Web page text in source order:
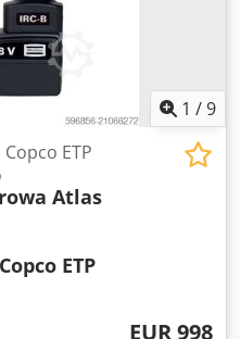
1 /9
ETP
Atlas
ETP
EUR 998